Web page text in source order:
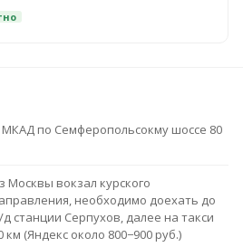
МКАД по Семферопольсокму шоссе 80
Москвы вокзал курского
необходимо доехать до
станции Серпухов, далее на такси
км (Яндекс около 800−900 руб.)